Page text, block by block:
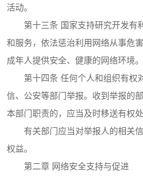
活动。
第十三条 国家支持研究开发有
和服务，依法惩治利用网络从事危
成年人提供安全、健康的网络环境。
第十四条 任何个人和组织有权
信、公安等部门举报。收到举报的
本部门职责的，应当及时移送有权处
有关部门应当对举报人的相关信
权益。
第二章 网络安全支持与促进